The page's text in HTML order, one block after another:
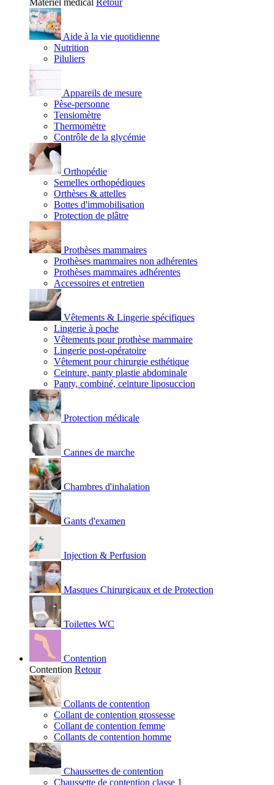
Matériel médical Retour
Aide à la vie quotidienne
Nutrition
Piluliers
Appareils de mesure
Pèse-personne
Tensiomètre
Thermomètre
Contrôle de la glycémie
Orthopédie
Semelles orthopédiques
Orthèses & attelles
Bottes d'immobilisation
Protection de plâtre
Prothèses mammaires
Prothèses mammaires non adhérentes
Prothèses mammaires adhérentes
Accessoires et entretien
Vêtements & Lingerie spécifiques
Lingerie à poche
Vêtements pour prothèse mammaire
Lingerie post-opératoire
Vêtement pour chirurgie esthétique
Ceinture, panty plastie abdominale
Panty, combiné, ceinture liposuccion
Protection médicale
Cannes de marche
Chambres d'inhalation
Gants d'examen
Injection & Perfusion
Masques Chirurgicaux et de Protection
Toilettes WC
Contention
Contention Retour
Collants de contention
Collant de contention grossesse
Collant de contention femme
Collants de contention homme
Chaussettes de contention
Chaussette de contention classe 1